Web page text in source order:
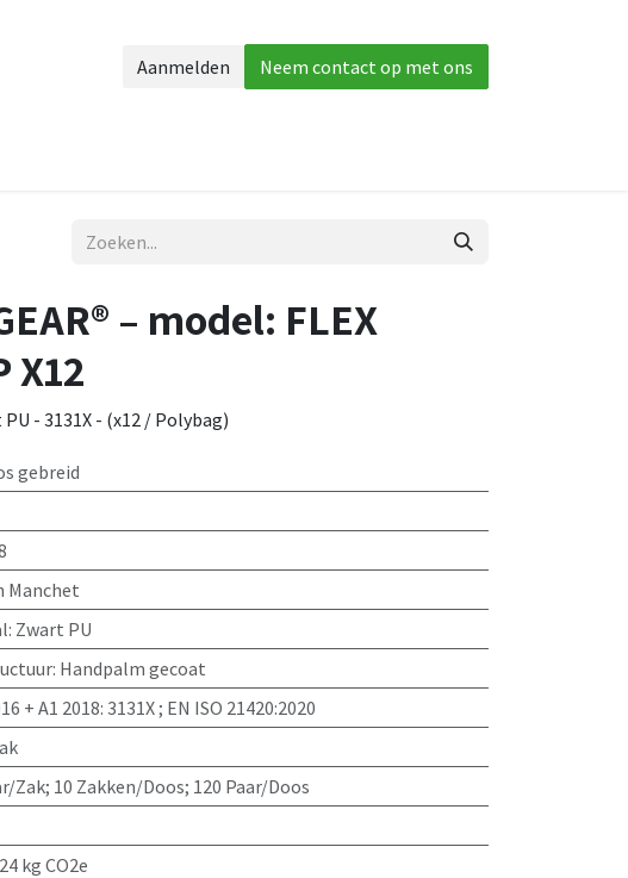
Aanmelden Neem contact op met ons
– model: FLEX
X12
- 3131X - (x12 / Polybag)
gebreid
Manchet
: Zwart PU
: Handpalm gecoat
+ A1 2018: 3131X ; EN ISO 21420:2020
Zak; 10 Zakken/Doos; 120 Paar/Doos
kg CO2e